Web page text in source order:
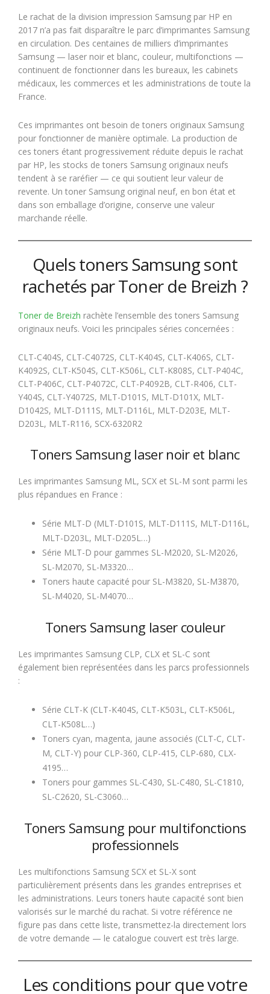
Le rachat de la division impression Samsung par HP en
2017 n’a pas fait disparaître le parc d’imprimantes Samsung
en circulation. Des centaines de milliers d’imprimantes
Samsung — laser noir et blanc, couleur, multifonctions —
continuent de fonctionner dans les bureaux, les cabinets
médicaux, les commerces et les administrations de toute la
France.
Ces imprimantes ont besoin de toners originaux Samsung
pour fonctionner de manière optimale. La production de
ces toners étant progressivement réduite depuis le rachat
par HP, les stocks de toners Samsung originaux neufs
tendent à se raréfier — ce qui soutient leur valeur de
revente. Un toner Samsung original neuf, en bon état et
dans son emballage d’origine, conserve une valeur
marchande réelle.
Quels toners Samsung sont
rachetés par Toner de Breizh ?
Toner de Breizh rachète l’ensemble des toners Samsung
originaux neufs. Voici les principales séries concernées :
CLT-C404S, CLT-C4072S, CLT-K404S, CLT-K406S, CLT-
K4092S, CLT-K504S, CLT-K506L, CLT-K808S, CLT-P404C,
CLT-P406C, CLT-P4072C, CLT-P4092B, CLT-R406, CLT-
Y404S, CLT-Y4072S, MLT-D101S, MLT-D101X, MLT-
D1042S, MLT-D111S, MLT-D116L, MLT-D203E, MLT-
D203L, MLT-R116, SCX-6320R2
Toners Samsung laser noir et blanc
Les imprimantes Samsung ML, SCX et SL-M sont parmi les
plus répandues en France :
Série MLT-D (MLT-D101S, MLT-D111S, MLT-D116L,
MLT-D203L, MLT-D205L…)
Série MLT-D pour gammes SL-M2020, SL-M2026,
SL-M2070, SL-M3320…
Toners haute capacité pour SL-M3820, SL-M3870,
SL-M4020, SL-M4070…
Toners Samsung laser couleur
Les imprimantes Samsung CLP, CLX et SL-C sont
également bien représentées dans les parcs professionnels
:
Série CLT-K (CLT-K404S, CLT-K503L, CLT-K506L,
CLT-K508L…)
Toners cyan, magenta, jaune associés (CLT-C, CLT-
M, CLT-Y) pour CLP-360, CLP-415, CLP-680, CLX-
4195…
Toners pour gammes SL-C430, SL-C480, SL-C1810,
SL-C2620, SL-C3060…
Toners Samsung pour multifonctions
professionnels
Les multifonctions Samsung SCX et SL-X sont
particulièrement présents dans les grandes entreprises et
les administrations. Leurs toners haute capacité sont bien
valorisés sur le marché du rachat. Si votre référence ne
figure pas dans cette liste, transmettez-la directement lors
de votre demande — le catalogue couvert est très large.
Les conditions pour que votre